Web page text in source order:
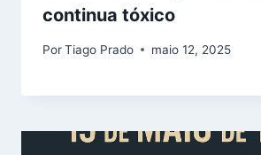
continua tóxico
PorTiago Prado maio 12, 2025